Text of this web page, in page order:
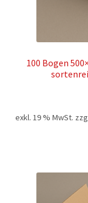
100 Bogen
exkl. 19 % MwSt.